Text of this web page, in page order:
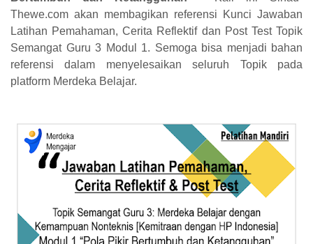
Thewe.com akan membagikan referensi Kunci Jawaban
Latihan Pemahaman, Cerita Reflektif dan Post Test Topik
Semangat Guru 3 Modul 1. Semoga bisa menjadi bahan
referensi dalam menyelesaikan seluruh Topik pada
platform Merdeka Belajar.